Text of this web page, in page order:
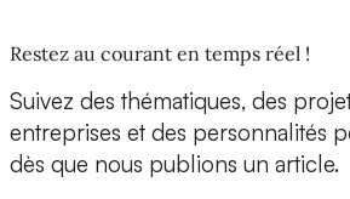
Restez au courant en temps réel !
Suivez des thématiques, des
entreprises et des personnalités
dès que nous publions un article.